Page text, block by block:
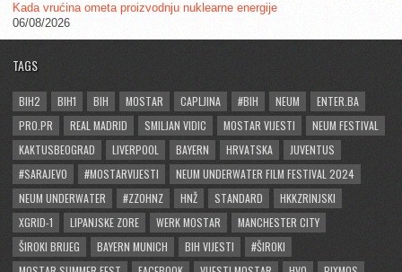
Kada vrućina ometa proizvodnju nuklearne energije
06/08/2026
TAGS
BIH2 BIH1 BIH MOSTAR CAPLJINA #BIH NEUM
ENTER.BA
PRO.PR
REAL MADRID SMILJAN VIDIC MOSTAR VIJESTI
NEUM FESTIVAL
KAKTUSBEOGRAD
LIVERPOOL BAYERN HRVATSKA
JUVENTUS
#SARAJEVO
#MOSTARVIJESTI
NEUM UNDERWATER FILM FESTIVAL 2024
NEUM UNDERWATER
#ZZOHNZ HNŽ STANDARD
HKKZRINJSKI
XGRID-1
LIPANJSKE ZORE WERK MOSTAR
MANCHESTER CITY
ŠIROKI BRIJEG
BAYERN MUNICH BIH VIJESTI
#ŠIROKI